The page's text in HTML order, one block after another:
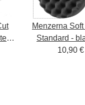
-
Menzerna
Standard -
mm -
10,90 €